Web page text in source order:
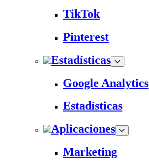
TikTok
Pinterest
Estadísticas
Google Analytics
Estadísticas
Aplicaciones
Marketing